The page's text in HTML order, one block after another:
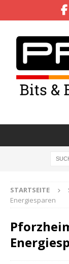
STARTSEITE
Energiesparen